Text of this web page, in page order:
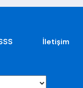
İletişim